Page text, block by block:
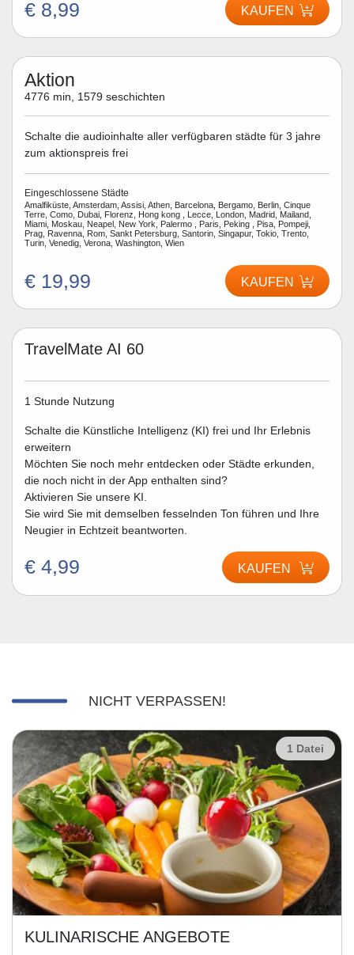
€ 8,99 KAUFEN
Aktion
4776 min, 1579 seschichten
Schalte die audioinhalte aller verfügbaren städte für 3 jahre
zum aktionspreis frei
Eingeschlossene Städte
Amalfiküste, Amsterdam, Assisi, Athen, Barcelona, Bergamo, Berlin, Cinque
Terre, Como, Dubai, Florenz, Hong kong , Lecce, London, Madrid, Mailand,
Miami, Moskau, Neapel, New York, Palermo , Paris, Peking , Pisa, Pompeji,
Prag, Ravenna, Rom, Sankt Petersburg, Santorin, Singapur, Tokio, Trento,
Turin, Venedig, Verona, Washington, Wien
€ 19,99 KAUFEN
TravelMate AI 60
1 Stunde Nutzung
Schalte die Künstliche Intelligenz (KI) frei und Ihr Erlebnis
erweitern
Möchten Sie noch mehr entdecken oder Städte erkunden,
die noch nicht in der App enthalten sind?
Aktivieren Sie unsere KI.
Sie wird Sie mit demselben fesselnden Ton führen und Ihre
Neugier in Echtzeit beantworten.
€ 4,99 KAUFEN
NICHT VERPASSEN!
1 Datei
KULINARISCHE ANGEBOTE